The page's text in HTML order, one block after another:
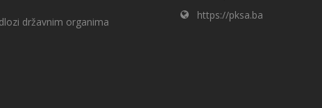
državnim organima
https://pksa.ba